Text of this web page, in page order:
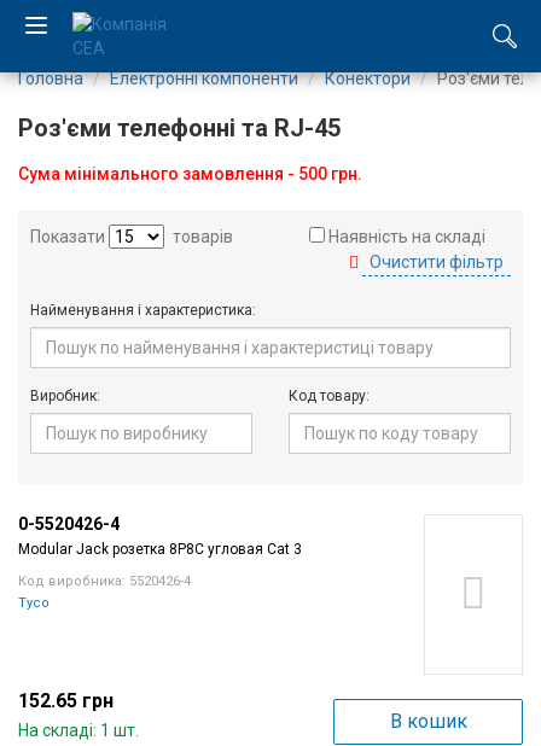
Виробництво
Послуги
Новини
Вакансії
Вхід/
Контакти
Головна Електронні компоненти Конектори Роз'єми
Роз'єми телефонні та RJ-45
Сума мінімального замовлення - 500 грн.
Показати товарів
Наявність на складі
Очистити фільтр
Найменування і характеристика:
Виробник: Код товару:
0-5520426-4
Modular Jack розетка 8P8C угловая Cat 3
Код виробника: 5520426-4
Tyco
152.65 грн
На складі: 1 шт. В кошик